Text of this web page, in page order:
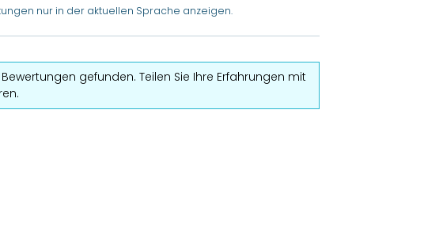
nur in der aktuellen Sprache anzeigen.
Bewertungen gefunden. Teilen Sie Ihre Erfahrungen mit